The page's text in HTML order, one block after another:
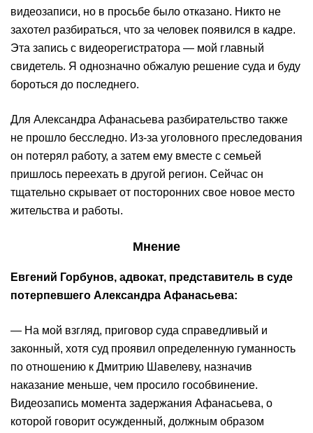
видеозаписи, но в просьбе было отказано. Никто не
захотел разбираться, что за человек появился в кадре.
Эта запись с видеорегистратора — мой главный
свидетель. Я однозначно обжалую решение суда и буду
бороться до последнего.
Для Александра Афанасьева разбирательство также
не прошло бесследно. Из-за уголовного преследования
он потерял работу, а затем ему вместе с семьей
пришлось переехать в другой регион. Сейчас он
тщательно скрывает от посторонних свое новое место
жительства и работы.
Мнение
Евгений Горбунов, адвокат, представитель в суде
потерпевшего Александра Афанасьева:
— На мой взгляд, приговор суда справедливый и
законный, хотя суд проявил определенную гуманность
по отношению к Дмитрию Шавелеву, назначив
наказание меньше, чем просило гособвинение.
Видеозапись момента задержания Афанасьева, о
которой говорит осужденный, должным образом